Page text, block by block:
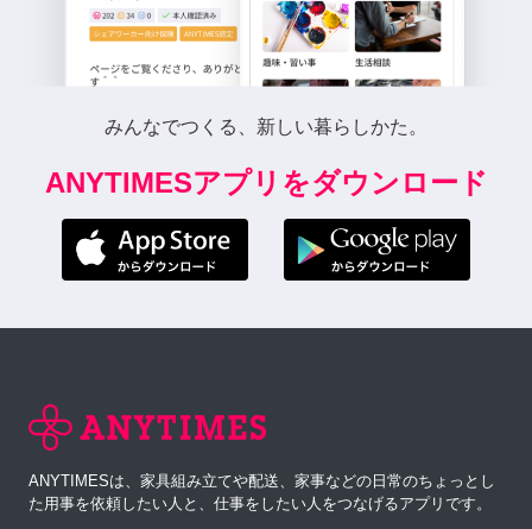
みんなでつくる、新しい暮らしかた。
ANYTIMESアプリをダウンロード
ANYTIMESは、家具組み立てや配送、家事などの日常のちょっとし
た用事を依頼したい人と、仕事をしたい人をつなげるアプリです。